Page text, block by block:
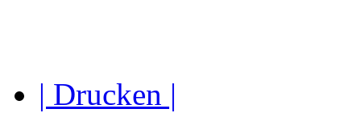
| Drucken |